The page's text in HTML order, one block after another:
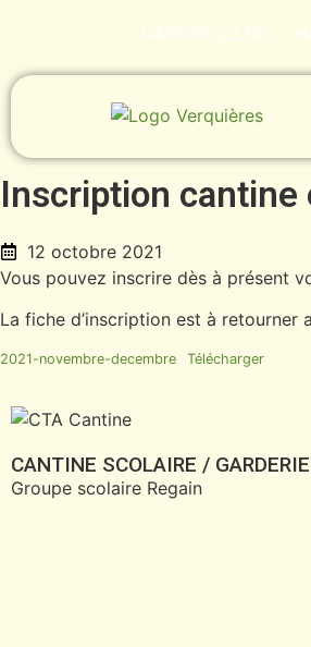
04.90.90.22.50
Inscription cantine
12 octobre 2021
Vous pouvez inscrire dès à présent
La fiche d’inscription est à retourner
2021-novembre-decembre Télécharger
CANTINE SCOLAIRE / GARDERIE
Groupe scolaire Regain